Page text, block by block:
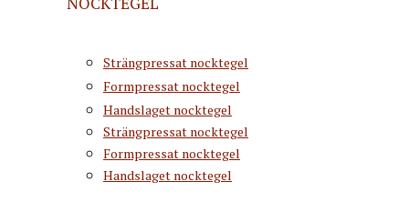
Strängpressat nocktegel
Formpressat nocktegel
Handslaget nocktegel
Strängpressat nocktegel
Formpressat nocktegel
Handslaget nocktegel